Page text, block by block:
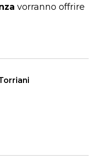
vorranno offrire